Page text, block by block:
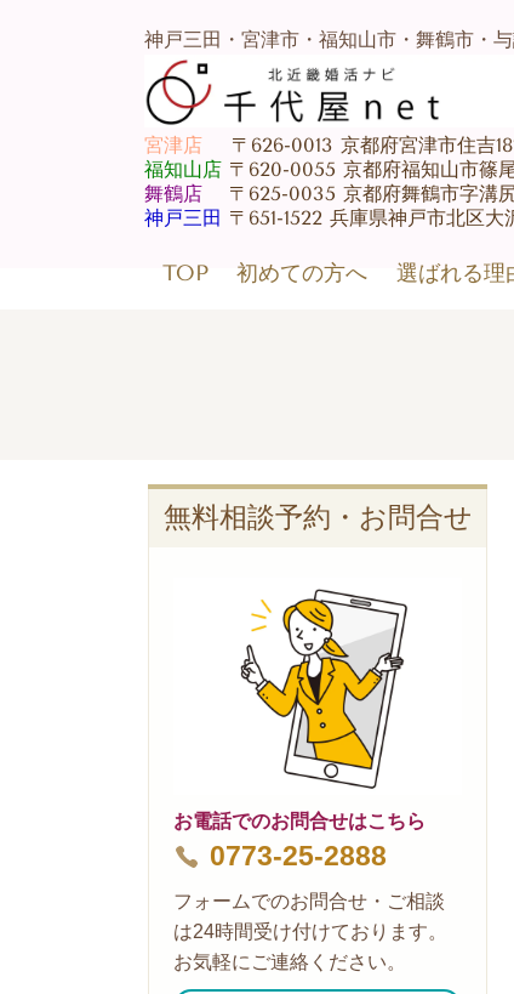
神戸三田・宮津市・福知山市・舞鶴市・
宮津店〒626-0013 京都府宮津市住吉
福知山店〒620-0055 京都府福知山市篠
舞鶴店〒625-0035 京都府舞鶴市字溝尻
神戸三田 〒651-1522 兵庫県神戸市北区
TOP 初めての方へ 選ばれる理
無料相談予約・お問合せ
お電話でのお問合せはこちら
0773-25-2888
フォームでのお問合せ・ご相談
は24時間受け付けております。
お気軽にご連絡ください。